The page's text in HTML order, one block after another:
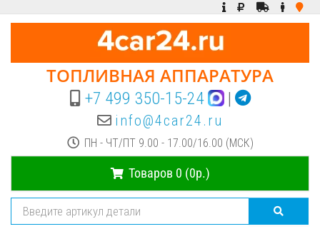
ТОПЛИВНАЯ АППАРАТУРА
+7 499 350-15-24 |
info@4car24.ru
ПН - ЧТ/ПТ 9.00 - 17.00/16.00 (МСК)
Товаров 0 (0р.)